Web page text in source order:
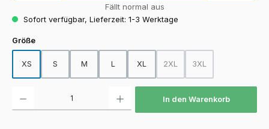
Fällt normal aus
Sofort verfügbar, Lieferzeit: 1-3 Werktage
Größeauswählen
XS S M L XL 2XL
(Diese Option ist zurzeit
3XL
(Diese Option ist
In den Warenkorb